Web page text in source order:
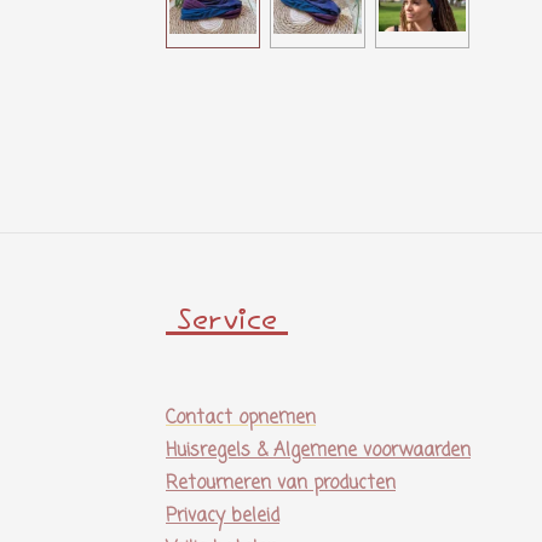
Service
Contact opnemen
Huisregels & Algemene voorwaarden
Retourneren van producten
Privacy beleid